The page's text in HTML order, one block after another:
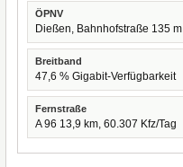
ÖPNV
Dießen, Bahnhofstraße 135 m
Breitband
47,6 % Gigabit-Verfügbarkeit
Fernstraße
A 96 13,9 km, 60.307 Kfz/Tag